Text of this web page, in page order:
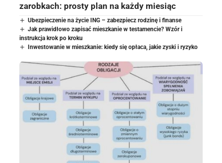
zarobkach: prosty plan na każdy miesiąc
Ubezpieczenie na życie ING – zabezpiecz rodzinę i finanse
Jak prawidłowo zapisać mieszkanie w testamencie? Wzór i
instrukcja krok po kroku
Inwestowanie w mieszkanie: kiedy się opłaca, jakie zyski i ryzyko